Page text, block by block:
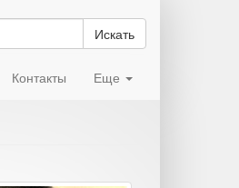
Искать
Контакты Еще